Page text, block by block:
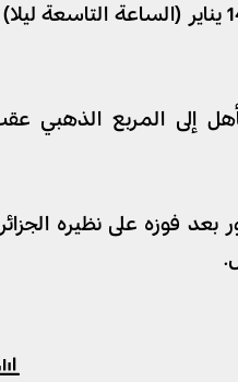
وستجرى هذه المواجهة يوم الأربعاء 14
إلى المربع الذهبي